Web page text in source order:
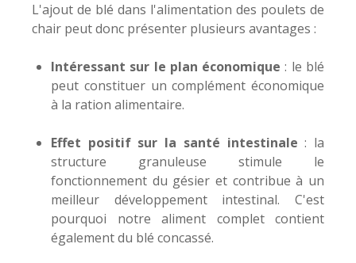
L'ajout de blé dans l'alimentation des poulets de
chair peut donc présenter plusieurs avantages :
Intéressant sur le plan économique: le blé
peut constituer un complément économique
à la ration alimentaire.
Effet positif sur la santé intestinale : la
structure granuleuse stimule le
fonctionnement du gésier et contribue à un
meilleur développement intestinal. C'est
pourquoi notre aliment complet contient
également du blé concassé.